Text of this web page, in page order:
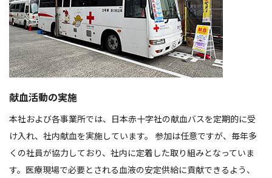
献血活動の実施
本社および各事業所では、日本赤十字社の献血バスを定期的に受
け入れ、社内献血を実施しています。 参加は任意ですが、毎年多
くの社員が協力しており、社内に定着した取り組みとなっていま
す。医療現場で必要とされる血液の安定供給に貢献できるよう、